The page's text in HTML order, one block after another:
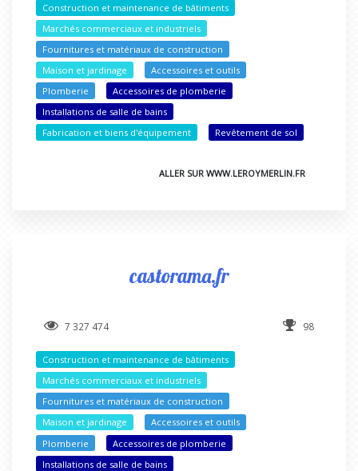
Construction et maintenance de bâtiments
Marchés commerciaux et industriels
Fournitures et matériaux de construction
Maison et jardinage
Accessoires et outils
Plomberie
Accessoires de plomberie
Installations de salle de bains
Fabrication et biens d'équipement
Revêtement de sol
ALLER SUR WWW.LEROYMERLIN.FR
castorama.fr
7 327 474 98
Construction et maintenance de bâtiments
Marchés commerciaux et industriels
Fournitures et matériaux de construction
Maison et jardinage
Accessoires et outils
Plomberie
Accessoires de plomberie
Installations de salle de bains